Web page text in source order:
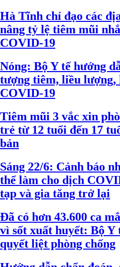
Hà Tĩnh chỉ đạo các
nâng tỷ lệ tiêm mũi
COVID-19
Nóng: Bộ Y tế hướng
tượng tiêm, liều lượng,
COVID-19
Tiêm mũi 3 vắc xin
trẻ từ 12 tuổi đến 17
bản
Sáng 22/6: Cảnh báo
thể làm cho dịch
tạp và gia tăng trở lại
Đã có hơn 43.600 ca
vì sốt xuất huyết: Bộ Y
quyết liệt phòng chống